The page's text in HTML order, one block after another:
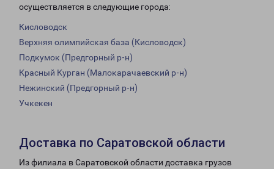
осуществляется в следующие города:
Кисловодск
Верхняя олимпийская база (Кисловодск)
Подкумок (Предгорный р-н)
Красный Курган (Малокарачаевский р-н)
Нежинский (Предгорный р-н)
Учкекен
Доставка по Саратовской области
Из филиала в Саратовской области доставка грузов